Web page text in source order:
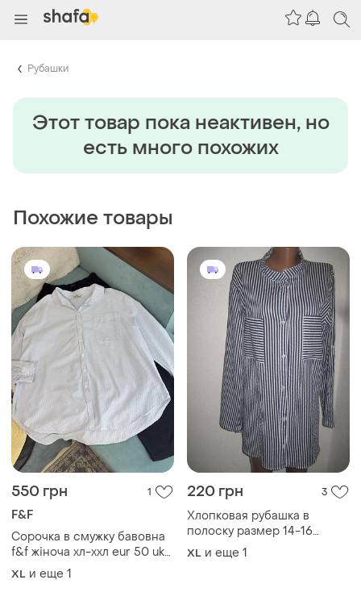
Рубашки
Этот товар пока неактивен, но
есть много похожих
Похожие товары
550 грн 1
F&F
Сорочка в смужку бавовна
f&f жіноча хл-ххл eur 50 uk
22
XL и еще 1
220 грн 3
Хлопковая рубашка в
полоску размер 14-16
оверсайз
XL и еще 1